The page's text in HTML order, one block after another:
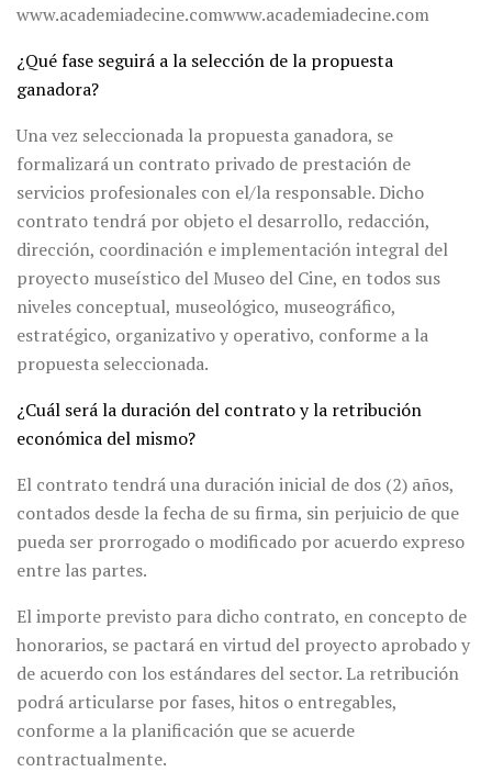
www.academiadecine.comwww.academiadecine.com
¿Qué fase seguirá a la selección de la propuesta
ganadora?
Una vez seleccionada la propuesta ganadora, se
formalizará un contrato privado de prestación de
servicios profesionales con el/la responsable. Dicho
contrato tendrá por objeto el desarrollo, redacción,
dirección, coordinación e implementación integral del
proyecto museístico del Museo del Cine, en todos sus
niveles conceptual, museológico, museográfico,
estratégico, organizativo y operativo, conforme a la
propuesta seleccionada.
¿Cuál será la duración del contrato y la retribución
económica del mismo?
El contrato tendrá una duración inicial de dos (2) años,
contados desde la fecha de su firma, sin perjuicio de que
pueda ser prorrogado o modificado por acuerdo expreso
entre las partes.
El importe previsto para dicho contrato, en concepto de
honorarios, se pactará en virtud del proyecto aprobado y
de acuerdo con los estándares del sector. La retribución
podrá articularse por fases, hitos o entregables,
conforme a la planificación que se acuerde
contractualmente.